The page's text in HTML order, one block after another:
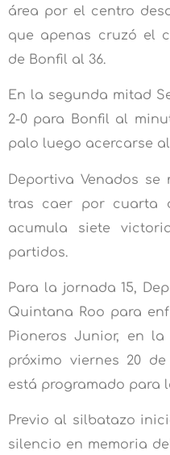
área por el centro
que apenas cruzó el
de Bonfil al 36.
En la segunda mitad
2-0 para Bonfil al
palo luego acercarse
Deportiva Venados
tras caer por cuarta
acumula siete
partidos.
Para la jornada 15,
Quintana Roo para
Pioneros Junior, en
próximo viernes 20
está programado para
Previo al silbatazo
silencio en memoria